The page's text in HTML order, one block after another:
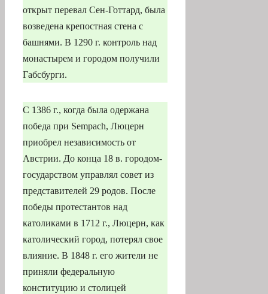
открыт перевал Сен-Готтард, была
возведена крепостная стена с
башнями. В 1290 г. контроль над
монастырем и городом получили
Габсбурги.
С 1386 г., когда была одержана
победа при Sempach, Люцерн
приобрел независимость от
Австрии. До конца 18 в. городом-
государством управлял совет из
представителей 29 родов. После
победы протестантов над
католиками в 1712 г., Люцерн, как
католический город, потерял свое
влияние. В 1848 г. его жители не
приняли федеральную
конституцию и столицей